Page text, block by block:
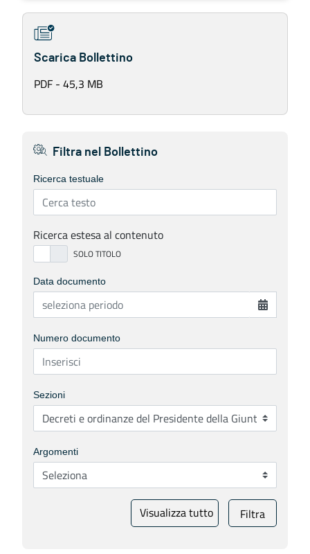
Scarica Bollettino
PDF - 45,3 MB
Filtra nel Bollettino
Ricerca testuale
Ricerca estesa al contenuto
Data documento
Numero documento
Sezioni
Argomenti
Visualizza tutto Filtra